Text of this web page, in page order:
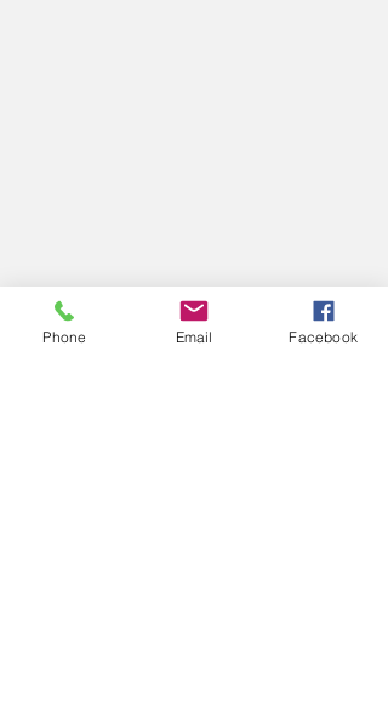
Phone Email Facebook